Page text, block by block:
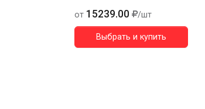
от 15239.00 /шт
Выбрать и купить